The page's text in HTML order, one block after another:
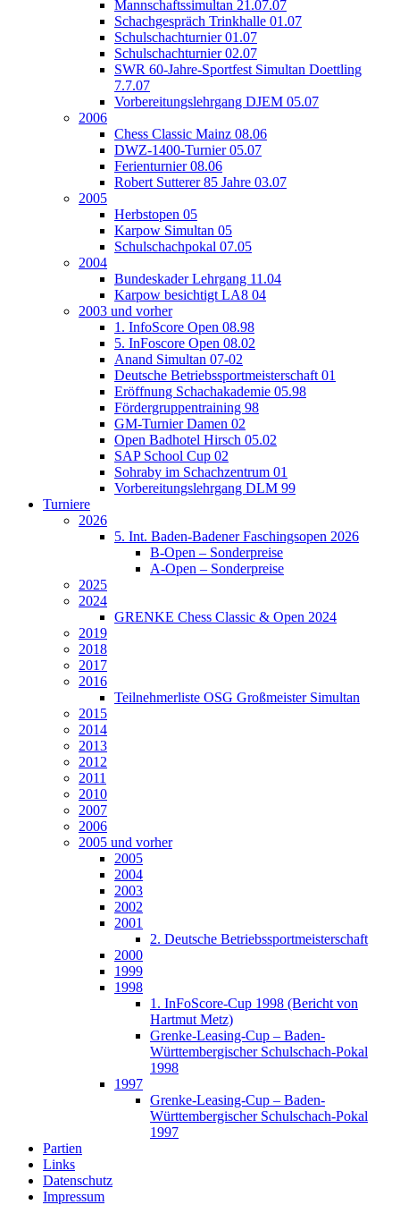
Mannschaftssimultan 21.07.07
Schachgespräch Trinkhalle 01.07
Schulschachturnier 01.07
Schulschachturnier 02.07
SWR 60-Jahre-Sportfest Simultan Doettling
7.7.07
Vorbereitungslehrgang DJEM 05.07
2006
Chess Classic Mainz 08.06
DWZ-1400-Turnier 05.07
Ferienturnier 08.06
Robert Sutterer 85 Jahre 03.07
2005
Herbstopen 05
Karpow Simultan 05
Schulschachpokal 07.05
2004
Bundeskader Lehrgang 11.04
Karpow besichtigt LA8 04
2003 und vorher
1. InfoScore Open 08.98
5. InFoscore Open 08.02
Anand Simultan 07-02
Deutsche Betriebssportmeisterschaft 01
Eröffnung Schachakademie 05.98
Fördergruppentraining 98
GM-Turnier Damen 02
Open Badhotel Hirsch 05.02
SAP School Cup 02
Sohraby im Schachzentrum 01
Vorbereitungslehrgang DLM 99
Turniere
2026
5. Int. Baden-Badener Faschingsopen 2026
B-Open – Sonderpreise
A-Open – Sonderpreise
2025
2024
GRENKE Chess Classic & Open 2024
2019
2018
2017
2016
Teilnehmerliste OSG Großmeister Simultan
2015
2014
2013
2012
2011
2010
2007
2006
2005 und vorher
2005
2004
2003
2002
2001
2. Deutsche Betriebssportmeisterschaft
2000
1999
1998
1. InFoScore-Cup 1998 (Bericht von
Hartmut Metz)
Grenke-Leasing-Cup – Baden-
Württembergischer Schulschach-Pokal
1998
1997
Grenke-Leasing-Cup – Baden-
Württembergischer Schulschach-Pokal
1997
Partien
Links
Datenschutz
Impressum